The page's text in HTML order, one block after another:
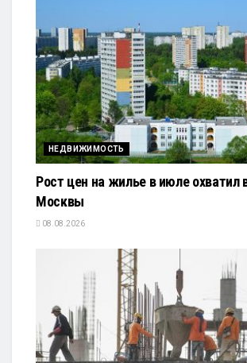
НЕДВИЖИМОСТЬ
Рост цен на жилье в июле охватил
Москвы
08.08.2026